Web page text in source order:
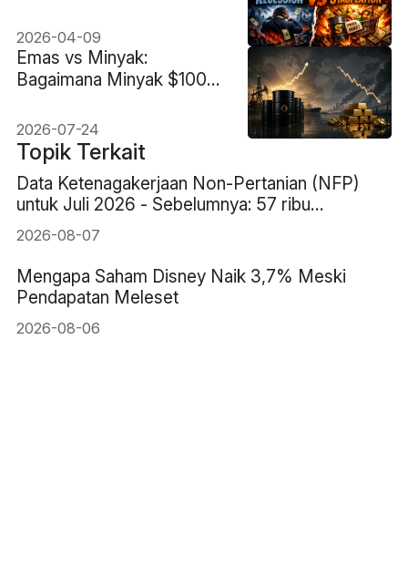
2026-04-09
Emas vs Minyak:
Bagaimana Minyak $100
Mendorong Emas Turun
2%
2026-07-24
Topik Terkait
Data Ketenagakerjaan Non-Pertanian (NFP)
untuk Juli 2026 - Sebelumnya: 57 ribu
Perkiraan: 83 ribu
2026-08-07
Mengapa Saham Disney Naik 3,7% Meski
Pendapatan Meleset
2026-08-06